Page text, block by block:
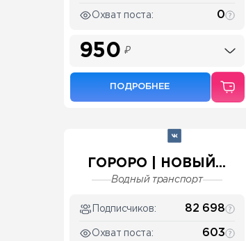
Охват поста: 0
950 ₽
ПОДРОБНЕЕ
ГОРОРО | НОВЫЙ...
Водный транспорт
Подписчиков: 82 698
Охват поста: 603